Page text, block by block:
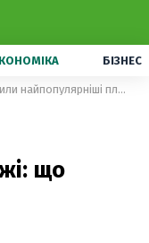
БІЗНЕС
На Майорці закрили найпопулярніші пляжі: що сталося
що